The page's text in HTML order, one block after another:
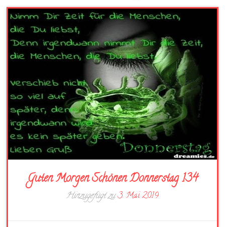
Guten Morgen Schönen Donnerstag 134
Hinzugefügt zu3. Mai 2019